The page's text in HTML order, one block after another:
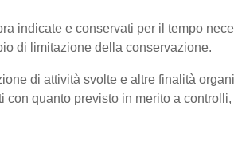
indicate e conservati per il tempo
di limitazione della conservazione.
di attività svolte e altre finalità
quanto previsto in merito a